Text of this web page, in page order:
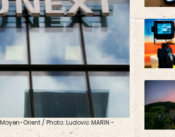
Orient / Photo: Ludovic MARIN -